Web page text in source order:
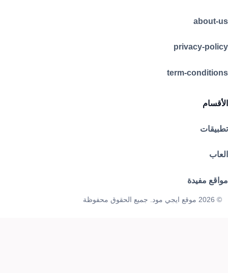
about-us
privacy-policy
term-conditions
الأقسام
تطبيقات
العاب
مواقع مفيدة
© 2026 موقع ايجي مود. جميع الحقوق محفوظة